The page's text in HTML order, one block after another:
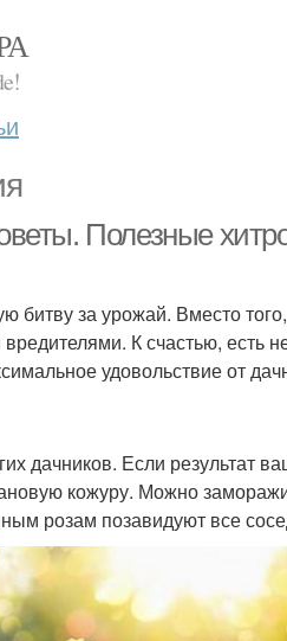
Полезные
за урожай. Вместо того,
К счастью, есть
удовольствие от
Если результат
кожуру. Можно
розам позавидуют все